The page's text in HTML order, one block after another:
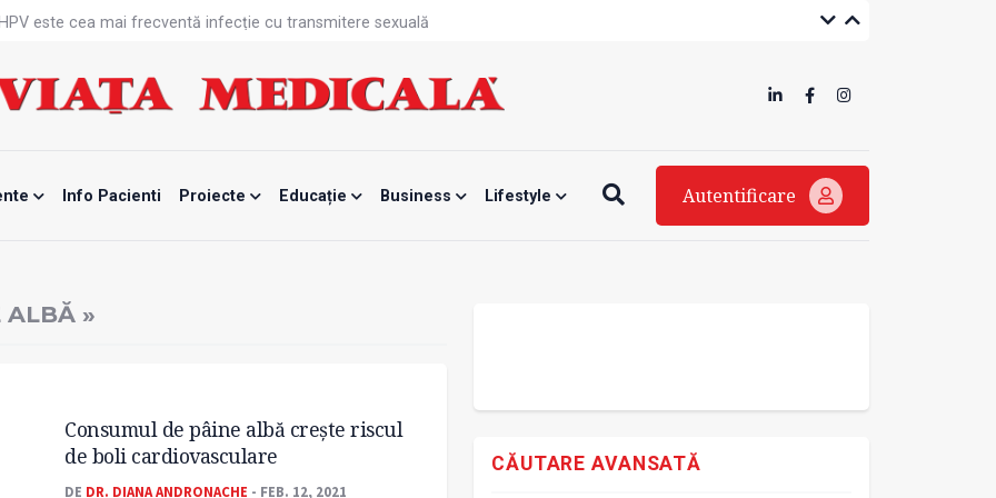
este cea mai frecventă infecție cu transmitere sexuală
blocată temporar
de la specialiști
mamei și copilului
Info Pacienti Proiecte Educație Business Lifestyle Autentificare
ALBĂ »
Consumul de pâine albă crește riscul
de boli cardiovasculare
DE DR. DIANA ANDRONACHE - FEB. 12, 2021
CĂUTARE AVANSATĂ